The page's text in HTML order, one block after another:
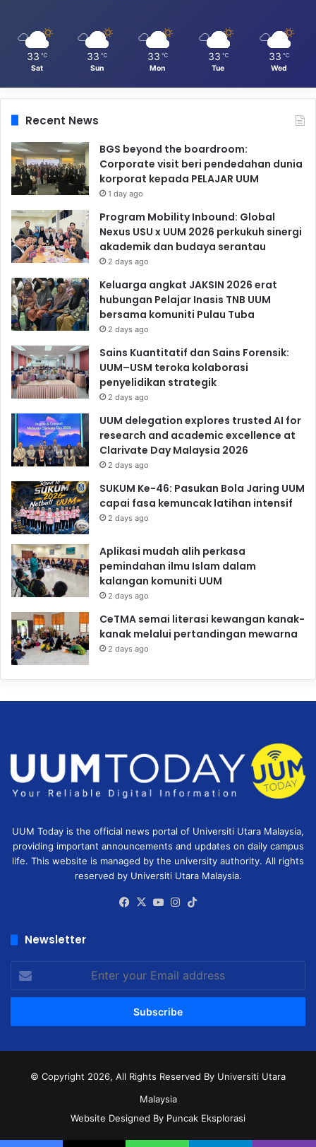
33 ℃
Sat
33 ℃
Sun
33 ℃
Mon
33 ℃
Tue
33 ℃
Wed
Recent News
BGS beyond the boardroom:
Corporate visit beri pendedahan dunia
korporat kepada PELAJAR UUM
1 day ago
Program Mobility Inbound: Global
Nexus USU x UUM 2026 perkukuh sinergi
akademik dan budaya serantau
2 days ago
Keluarga angkat JAKSIN 2026 erat
hubungan Pelajar Inasis TNB UUM
bersama komuniti Pulau Tuba
2 days ago
Sains Kuantitatif dan Sains Forensik:
UUM–USM teroka kolaborasi
penyelidikan strategik
2 days ago
UUM delegation explores trusted AI for
research and academic excellence at
Clarivate Day Malaysia 2026
2 days ago
SUKUM Ke-46: Pasukan Bola Jaring UUM
capai fasa kemuncak latihan intensif
2 days ago
Aplikasi mudah alih perkasa
pemindahan ilmu Islam dalam
kalangan komuniti UUM
2 days ago
CeTMA semai literasi kewangan kanak-
kanak melalui pertandingan mewarna
2 days ago
UUM Today is the official news portal of Universiti Utara Malaysia,
providing important announcements and updates on daily campus
life. This website is managed by the university authority. All rights
reserved by Universiti Utara Malaysia.
Facebook
X YouTubeInstagram
Newsletter
your
Email
© Copyright 2026, All Rights Reserved By Universiti Utara
Malaysia
Website Designed By Puncak Eksplorasi